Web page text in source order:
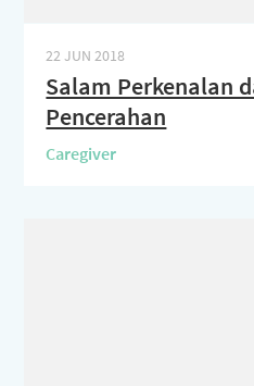
22 JUN 2018
Salam Perkenalan
Pencerahan
Caregiver